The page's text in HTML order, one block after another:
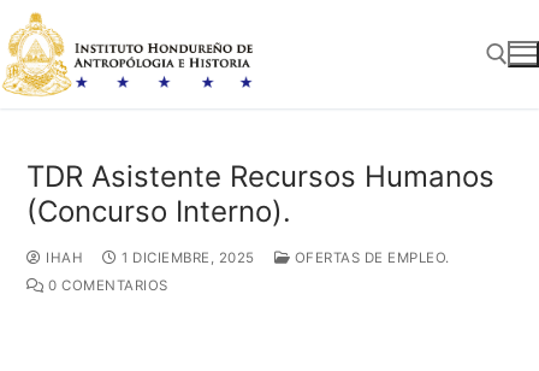
al
contenido
TDR Asistente Recursos Humanos
(Concurso Interno).
IHAH 1 DICIEMBRE, 2025
OFERTAS DE EMPLEO.
0 COMENTARIOS